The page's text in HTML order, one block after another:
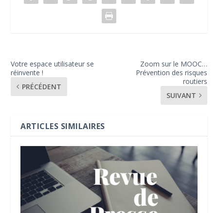
Votre espace utilisateur se
réinvente !
PRÉCÉDENT
Zoom sur le MOOC…
Prévention des risques
routiers
SUIVANT
ARTICLES SIMILAIRES